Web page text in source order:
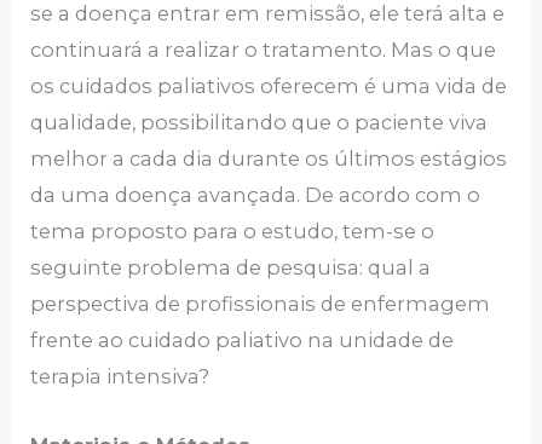
se a doença entrar em remissão, ele terá alta e
continuará a realizar o tratamento. Mas o que
os cuidados paliativos oferecem é uma vida de
qualidade, possibilitando que o paciente viva
melhor a cada dia durante os últimos estágios
da uma doença avançada. De acordo com o
tema proposto para o estudo, tem-se o
seguinte problema de pesquisa: qual a
perspectiva de profissionais de enfermagem
frente ao cuidado paliativo na unidade de
terapia intensiva?